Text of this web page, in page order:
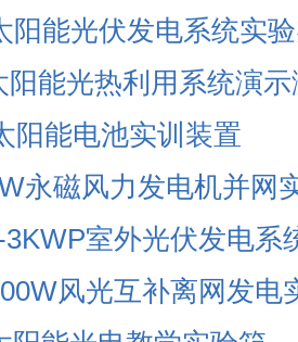
阳能光伏发电系统实
阳能光热利用系统演
阳能电池实训装置
永磁风力发电机并网
室外光伏发电系
风光互补离网发电